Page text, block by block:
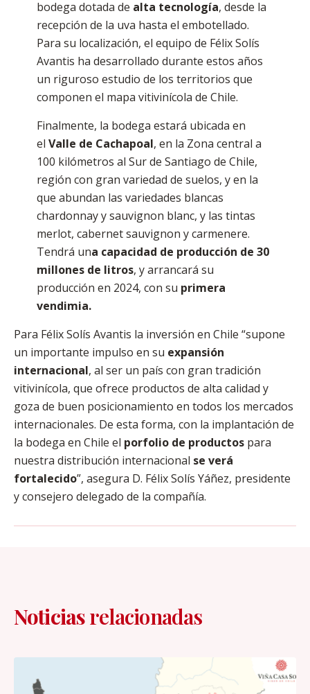
bodega dotada de alta tecnología, desde la
recepción de la uva hasta el embotellado.
Para su localización, el equipo de Félix Solís
Avantis ha desarrollado durante estos años
un riguroso estudio de los territorios que
componen el mapa vitivinícola de Chile.
Finalmente, la bodega estará ubicada en
el Valle de Cachapoal, en la Zona central a
100 kilómetros al Sur de Santiago de Chile,
región con gran variedad de suelos, y en la
que abundan las variedades blancas
chardonnay y sauvignon blanc, y las tintas
merlot, cabernet sauvignon y carmenere.
Tendrá una capacidad de producción de 30
millones de litros, y arrancará su
producción en 2024, con su primera
vendimia.
Para Félix Solís Avantis la inversión en Chile “supone
un importante impulso en su expansión
internacional, al ser un país con gran tradición
vitivinícola, que ofrece productos de alta calidad y
goza de buen posicionamiento en todos los mercados
internacionales. De esta forma, con la implantación de
la bodega en Chile el porfolio de productos para
nuestra distribución internacional se verá
fortalecido”, asegura D. Félix Solís Yáñez, presidente
y consejero delegado de la compañía.
Noticiasrelacionadas